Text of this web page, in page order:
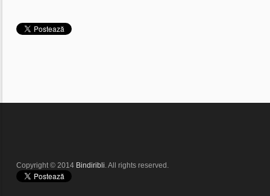
Copyright © 2014 Bindiribli. All rights reserved.